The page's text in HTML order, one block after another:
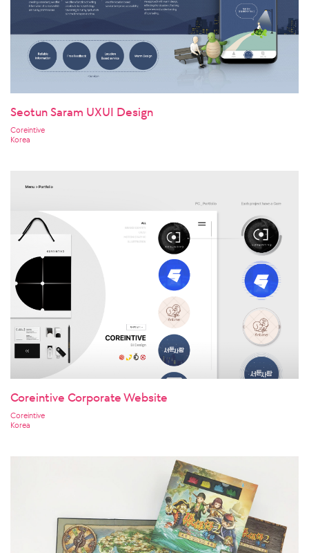
Seotun Saram UXUI Design
Coreintive
Korea
Coreintive Corporate Website
Coreintive
Korea